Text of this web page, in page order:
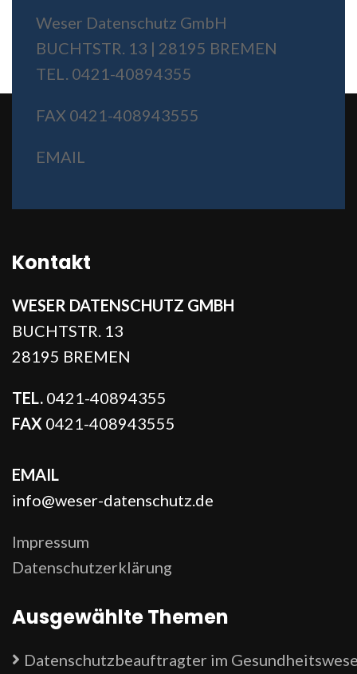
Weser Datenschutz GmbH
BUCHTSTR. 13 | 28195 BREMEN
TEL. 0421-40894355
FAX 0421-408943555
EMAIL
Kontakt
WESER DATENSCHUTZ GMBH
BUCHTSTR. 13
28195 BREMEN
TEL. 0421-40894355
FAX 0421-408943555
EMAIL
info@weser-datenschutz.de
Impressum
Datenschutzerklärung
Ausgewählte Themen
Datenschutzbeauftragter im